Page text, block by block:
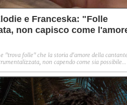
e Franceska: "Folle
non capisco come
"trova folle" che la storia d'amore della
non capendo come sia possibile